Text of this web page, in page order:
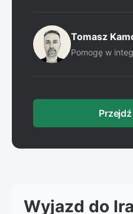
Tomasz
Pomogę w
Wyjazd do